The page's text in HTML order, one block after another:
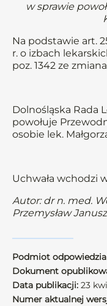
w sprawie
Na podstawie art.
r. o izbach
poz. 1342 ze
Dolnośląska Rada
powołuje
osobie lek.
Uchwała wchodzi
Autor: dr n. med.
Przemysław Janusz
Podmiot
Dokument
Data publikacji: 23
Numer aktualnej